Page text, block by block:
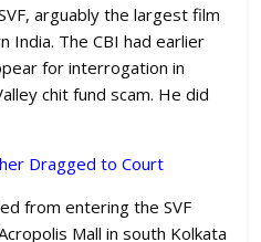
arguably the largest film
India. The CBI had earlier
for interrogation in
chit fund scam. He did
Dragged to Court
from entering the SVF
Mall in south Kolkata